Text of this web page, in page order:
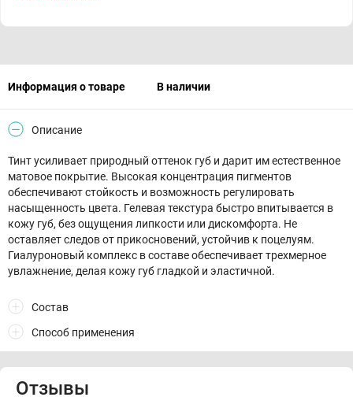
Информация о товаре В наличии
Описание
Тинт усиливает природный оттенок губ и дарит им естественное
матовое покрытие. Высокая концентрация пигментов
обеспечивают стойкость и возможность регулировать
насыщенность цвета. Гелевая текстура быстро впитывается в
кожу губ, без ощущения липкости или дискомфорта. Не
оставляет следов от прикосновений, устойчив к поцелуям.
Гиалуроновый комплекс в составе обеспечивает трехмерное
увлажнение, делая кожу губ гладкой и эластичной.
Состав
Способ применения
Отзывы